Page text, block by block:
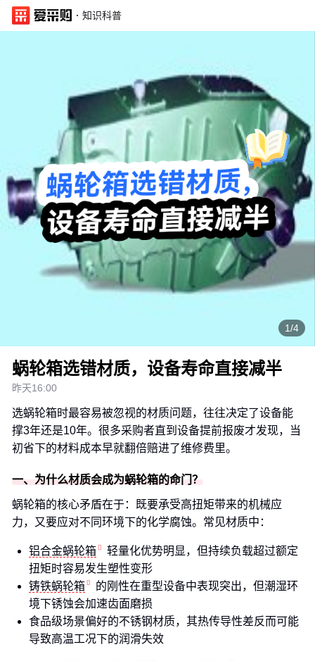
· 知识科普
1/4
蜗轮箱选错材质，设备寿命直接减半
昨天16:00
选蜗轮箱时最容易被忽视的材质问题，往往决定了设备能
撑3年还是10年。很多采购者直到设备提前报废才发现，当
初省下的材料成本早就翻倍赔进了维修费里。
一、为什么材质会成为蜗轮箱的命门？
蜗轮箱的核心矛盾在于：既要承受高扭矩带来的机械应
力，又要应对不同环境下的化学腐蚀。常见材质中：
铝合金蜗轮箱
轻量化优势明显，但持续负载超过额定
扭矩时容易发生塑性变形
铸铁蜗轮箱
的刚性在重型设备中表现突出，但潮湿环
境下锈蚀会加速齿面磨损
食品级场景偏好的不锈钢材质，其热传导性差反而可能
导致高温工况下的润滑失效